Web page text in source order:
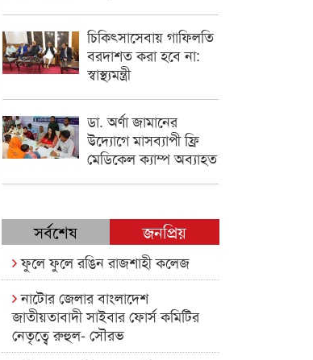
চিকিৎসাসেবায় গাফিলতি
বরদাশত করা হবে না:
স্বাস্থ্যমন্ত্রী
ডা. অর্ণা জামানের
উদ্যোগে মাসব্যাপী ফ্রি
মেডিকেল ক্যাম্প অব্যাহত
সর্বশেষ জনপ্রিয়
ফুলে ফুলে রঙিন রাজশাহী কলেজ
নাটোর জেলার বাংলাদেশ
জাতীয়তাবাদী সাইবার ফোর্স কমিটির
নেতৃত্বে রুহুল- সৌরভ